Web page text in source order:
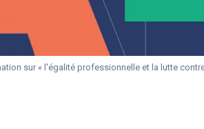
sur « l'égalité professionnelle et la lutte